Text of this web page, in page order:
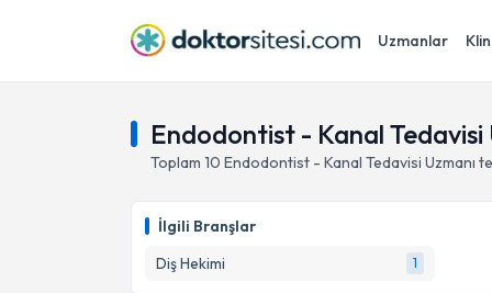
Uzmanlar
Endodontist - Kanal Tedavisi
Toplam 10 Endodontist - Kanal Tedavisi Uzmanı
İlgili Branşlar
Diş Hekimi
1